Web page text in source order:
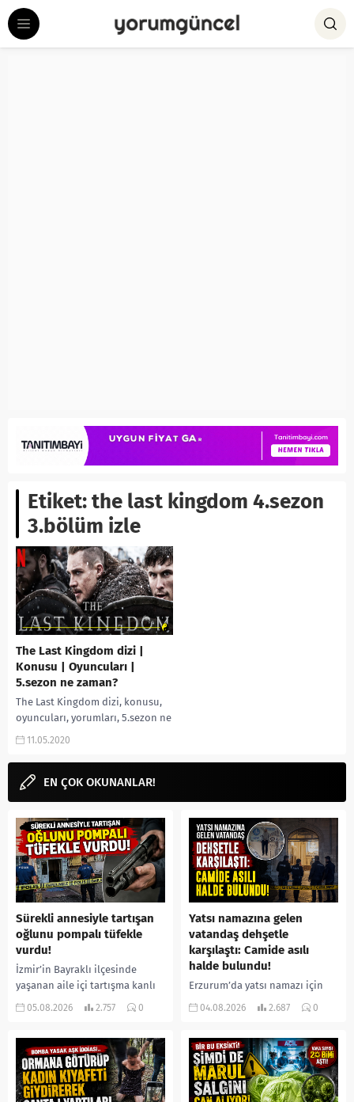
Etiket:the last kingdom 4.sezon
3.bölüm izle
The Last Kingdom dizi |
Konusu | Oyuncuları |
5.sezon ne zaman?
The Last Kingdom dizi, konusu,
oyuncuları, yorumları, 5.sezon ne
zaman, Fragmanı, Ragnar kim,
karakterleri gibi aramalarınıza...
11.05.2020
EN ÇOK OKUNANLAR!
Sürekli annesiyle tartışan
oğlunu pompalı tüfekle
vurdu!
İzmir’in Bayraklı ilçesinde
yaşanan aile içi tartışma kanlı
bitti. İddiaya göre, uzun süredir
05.08.2026 2.757 0
Yatsı namazına gelen
vatandaş dehşetle
karşılaştı: Camide asılı
halde bulundu!
Erzurum’da yatsı namazı için
camiye gelen bir vatandaş,
yerine sevk edilen...
04.08.2026 2.687 0